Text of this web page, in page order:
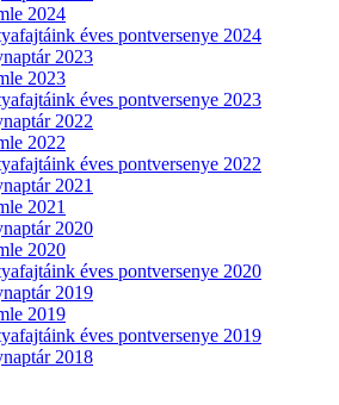
2024
éves pontversenye 2024
2023
2023
éves pontversenye 2023
2022
2022
éves pontversenye 2022
2021
2021
2020
2020
éves pontversenye 2020
2019
2019
éves pontversenye 2019
2018